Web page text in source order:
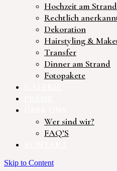
Hochzeit am
Rechtlich
Dekoration
Hairstyling &
Transfer
Dinner am Strand
Fotopakete
Wer sind wir?
FAQ’S
Skip to Content